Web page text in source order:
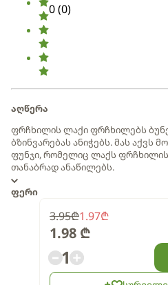
0(0)
აღწერა
ფრჩხილის ლაქი ფრჩხილებს
ბზინვარებას ანიჭებს. მას აქვს
ფუნჯი, რომელიც ლაქს
თანაბრად ანაწილებს.
ფერი
3.95₾1.97₾
1.98 ₾
1